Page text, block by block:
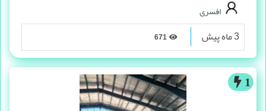
افسری
3 ماه پیش
1